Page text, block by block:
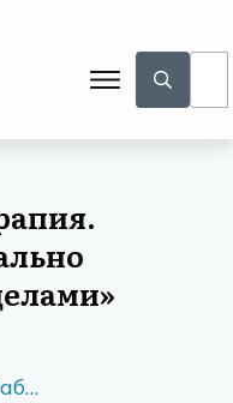
Семинар «ЭНД-терапия. Работа с эмоционально неоконченными делами»